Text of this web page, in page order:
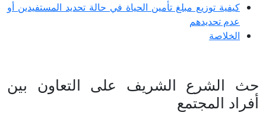
كيفية توزيع مبلغ تأمين الحياة في حالة تحديد المستفيدين أو
عدم تحديدهم
الخلاصة
حث الشرع الشريف على التعاون بين
أفراد المجتمع